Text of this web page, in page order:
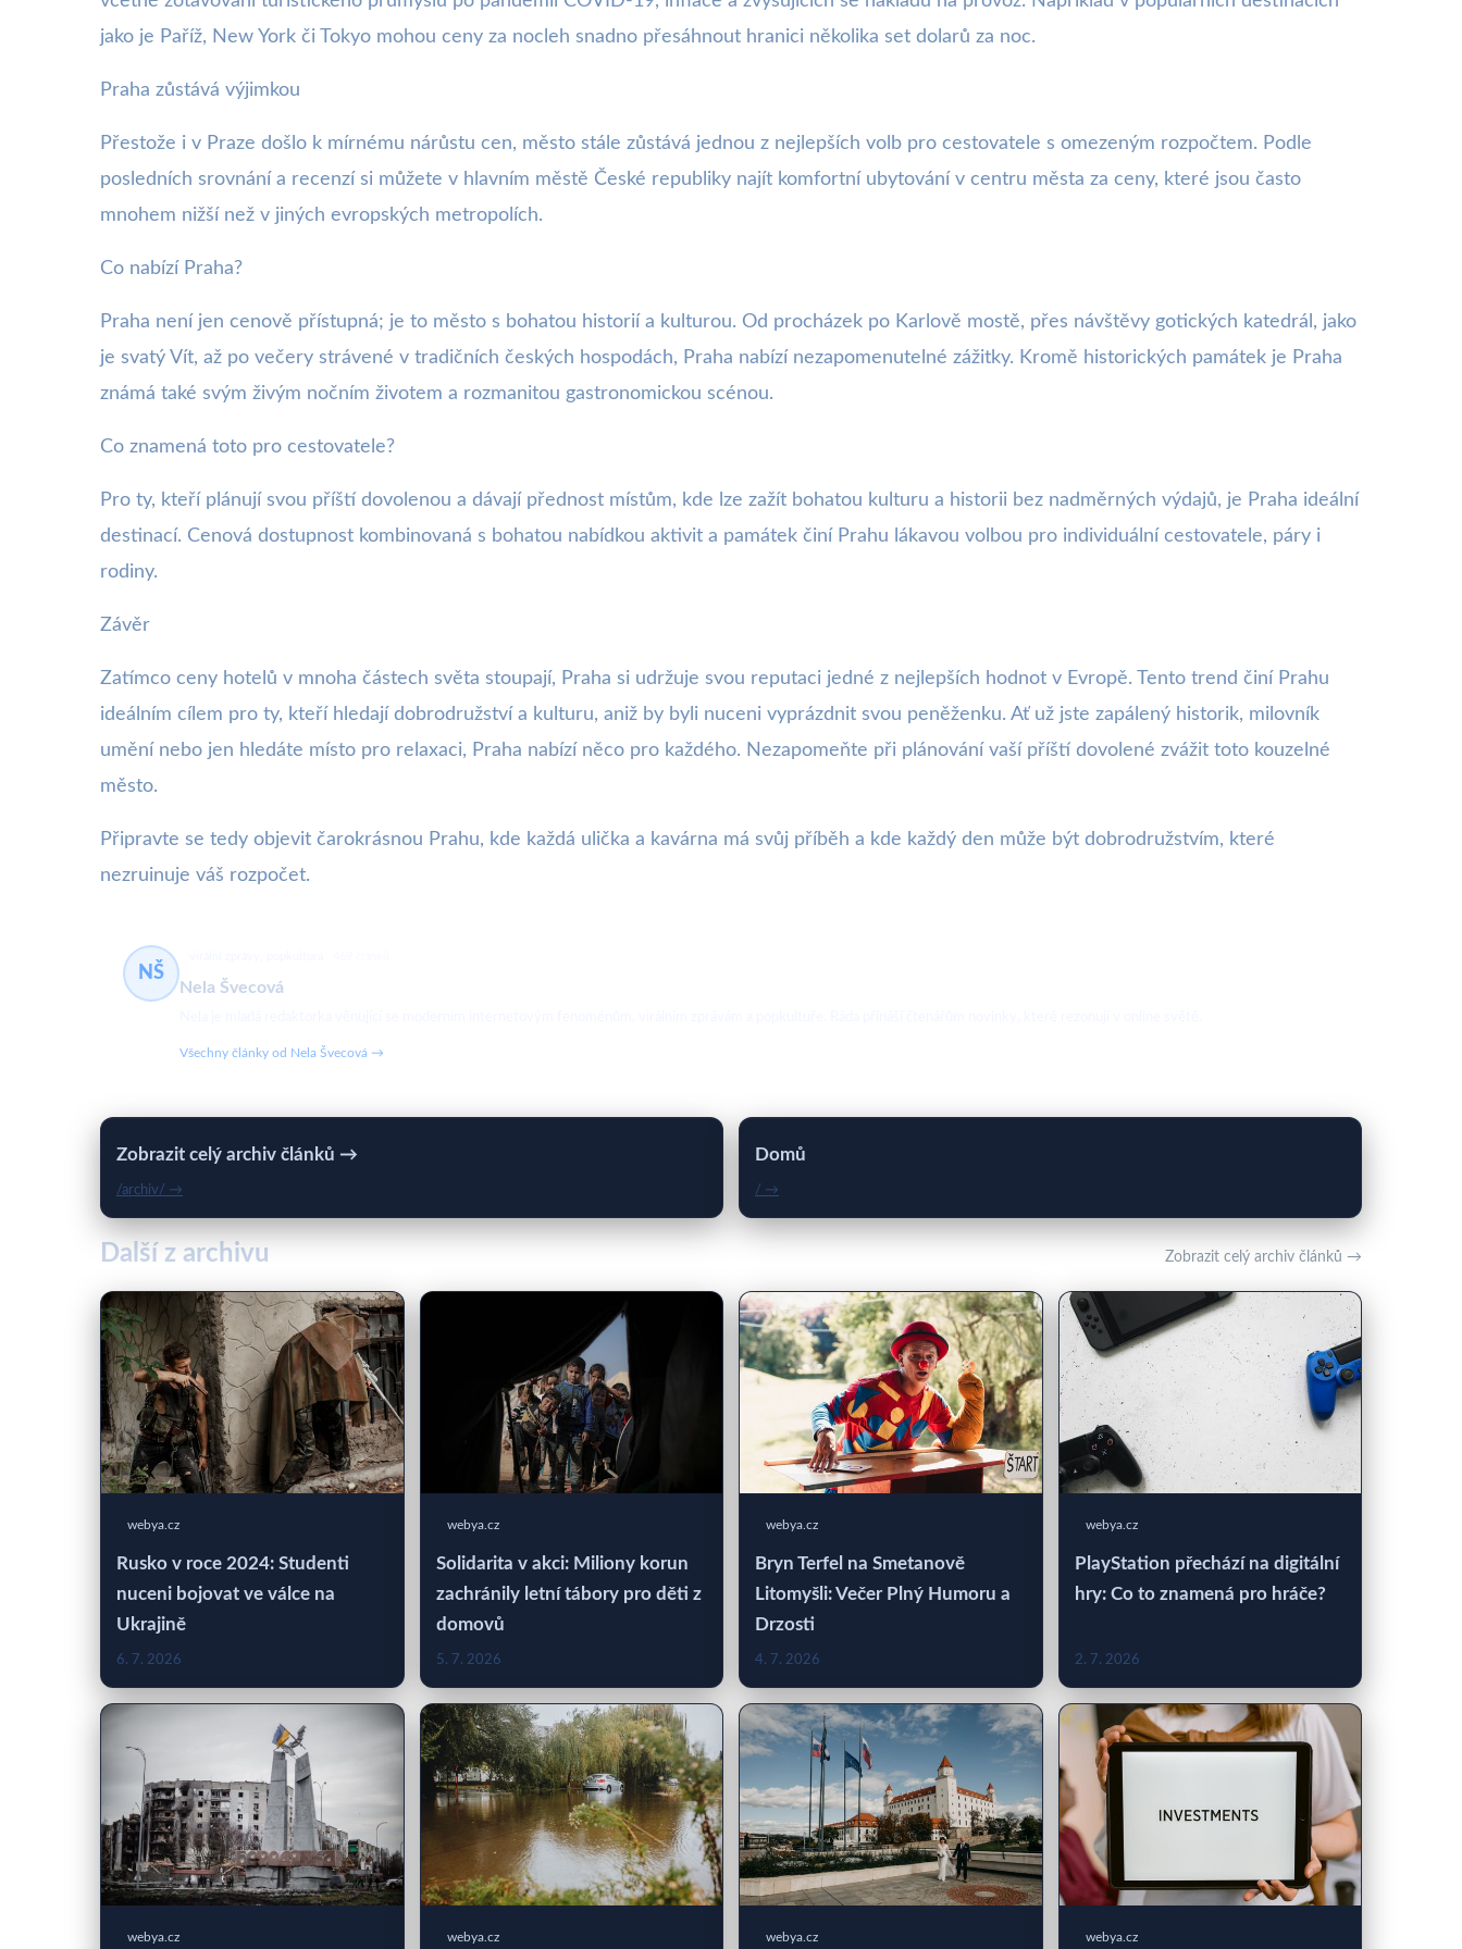
jako je Paříž, New York či Tokyo mohou ceny za nocleh snadno přesáhnout hranici několika set dolarů za noc.
Praha zůstává výjimkou
Přestože i v Praze došlo k mírnému nárůstu cen, město stále zůstává jednou z nejlepších volb pro cestovatele s omezeným rozpočtem. Podle
posledních srovnání a recenzí si můžete v hlavním městě České republiky najít komfortní ubytování v centru města za ceny, které jsou často
mnohem nižší než v jiných evropských metropolích.
Co nabízí Praha?
Praha není jen cenově přístupná; je to město s bohatou historií a kulturou. Od procházek po Karlově mostě, přes návštěvy gotických katedrál, jako
je svatý Vít, až po večery strávené v tradičních českých hospodách, Praha nabízí nezapomenutelné zážitky. Kromě historických památek je Praha
známá také svým živým nočním životem a rozmanitou gastronomickou scénou.
Co znamená toto pro cestovatele?
Pro ty, kteří plánují svou příští dovolenou a dávají přednost místům, kde lze zažít bohatou kulturu a historii bez nadměrných výdajů, je Praha ideální
destinací. Cenová dostupnost kombinovaná s bohatou nabídkou aktivit a památek činí Prahu lákavou volbou pro individuální cestovatele, páry i
rodiny.
Závěr
Zatímco ceny hotelů v mnoha částech světa stoupají, Praha si udržuje svou reputaci jedné z nejlepších hodnot v Evropě. Tento trend činí Prahu
ideálním cílem pro ty, kteří hledají dobrodružství a kulturu, aniž by byli nuceni vyprázdnit svou peněženku. Ať už jste zapálený historik, milovník
umění nebo jen hledáte místo pro relaxaci, Praha nabízí něco pro každého. Nezapomeňte při plánování vaší příští dovolené zvážit toto kouzelné
město.
Připravte se tedy objevit čarokrásnou Prahu, kde každá ulička a kavárna má svůj příběh a kde každý den může být dobrodružstvím, které
nezruinuje váš rozpočet.
NŠ
Nela Švecová
Všechny články od Nela Švecová →
Zobrazit celý archiv článků →
/archiv/ →
Domů
/ →
Další z archivu Zobrazit celý archiv článků →
webya.cz
Rusko v roce 2024: Studenti
nuceni bojovat ve válce na
Ukrajině
6. 7. 2026
webya.cz
Solidarita v akci: Miliony korun
zachránily letní tábory pro děti z
domovů
5. 7. 2026
webya.cz
Bryn Terfel na Smetanově
Litomyšli: Večer Plný Humoru a
Drzosti
4. 7. 2026
webya.cz
PlayStation přechází na digitální
hry: Co to znamená pro hráče?
2. 7. 2026
webya.cz webya.cz webya.cz webya.cz